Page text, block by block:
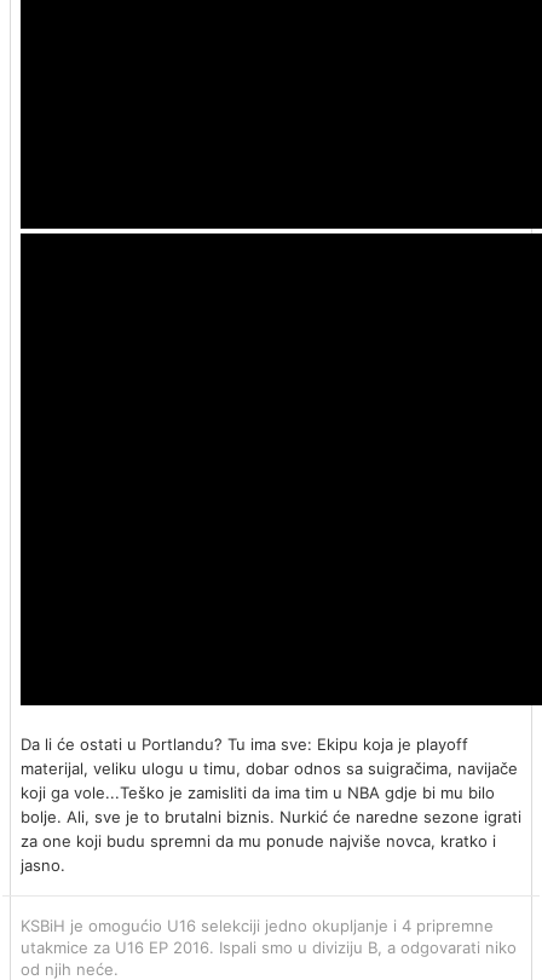
Da li će ostati u Portlandu? Tu ima sve: Ekipu koja je playoff
materijal, veliku ulogu u timu, dobar odnos sa suigračima, navijače
koji ga vole...Teško je zamisliti da ima tim u NBA gdje bi mu bilo
bolje. Ali, sve je to brutalni biznis. Nurkić će naredne sezone igrati
za one koji budu spremni da mu ponude najviše novca, kratko i
jasno.
KSBiH je omogućio U16 selekciji jedno okupljanje i 4 pripremne
utakmice za U16 EP 2016. Ispali smo u diviziju B, a odgovarati niko
od njih neće.